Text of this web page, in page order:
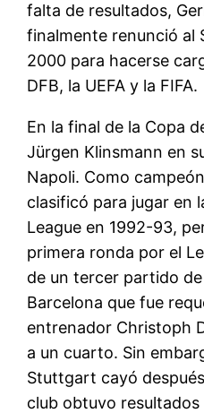
falta de resultados,
finalmente renunció al
2000 para hacerse
DFB, la UEFA y la FIFA.
En la final de la Copa
Jürgen Klinsmann en
Napoli. Como
clasificó para jugar en
League en 1992-93,
primera ronda por el
de un tercer partido
Barcelona que fue
entrenador Christoph
a un cuarto. Sin
Stuttgart cayó
club obtuvo